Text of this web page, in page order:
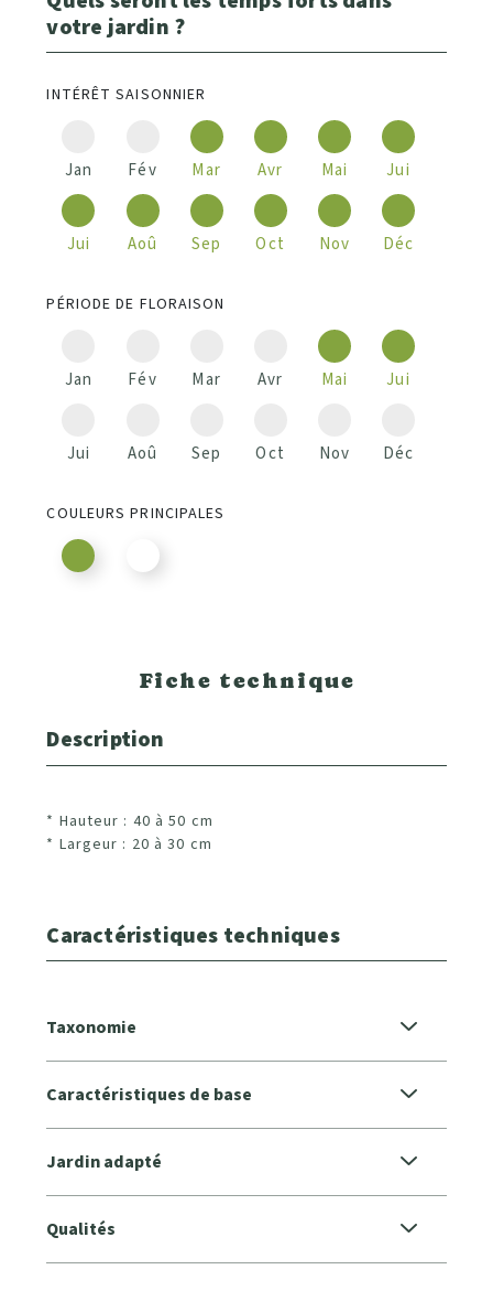
votre jardin ?
INTÉRÊT SAISONNIER
Jan Fév Mar Avr Mai Jui
Jui Aoû Sep Oct Nov Déc
PÉRIODE DE FLORAISON
Jan Fév Mar Avr Mai Jui
Jui Aoû Sep Oct Nov Déc
COULEURS PRINCIPALES
Fiche technique
Description
* Hauteur : 40 à 50 cm
* Largeur : 20 à 30 cm
Caractéristiques techniques
Taxonomie
Caractéristiques de base
Jardin adapté
Qualités